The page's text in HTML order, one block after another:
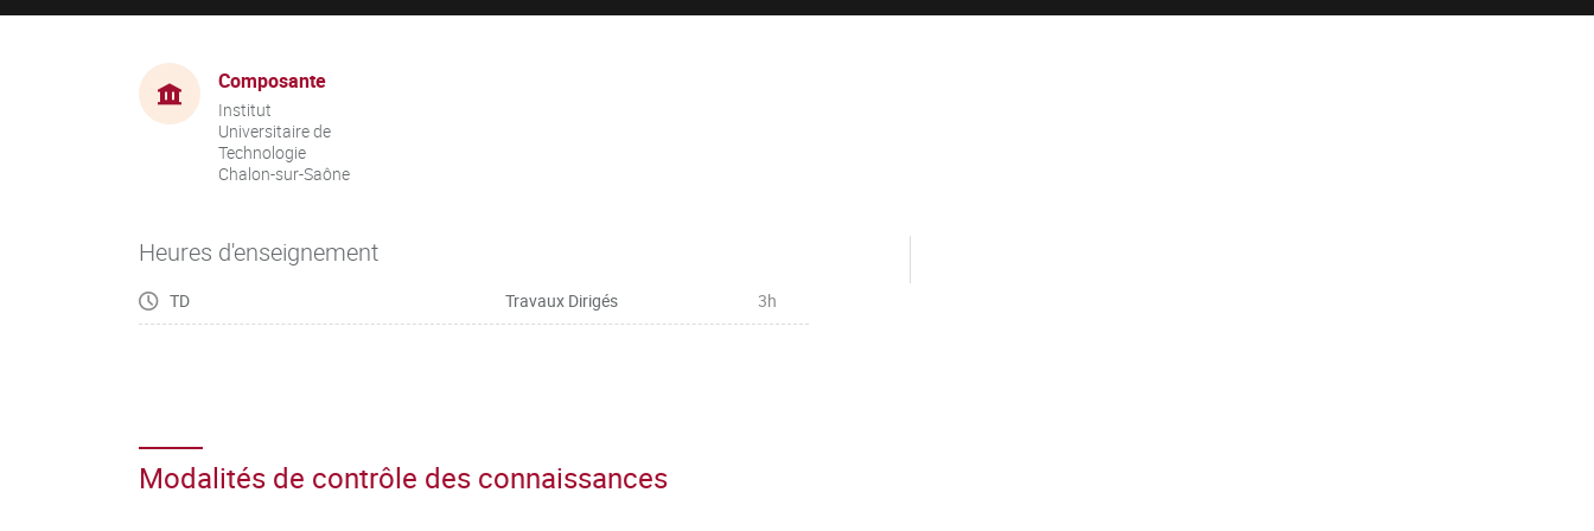
Composante
Institut
Universitaire de
Technologie
Chalon-sur-Saône
Heures d'enseignement
TD Travaux Dirigés 3h
Modalités de contrôle des connaissances